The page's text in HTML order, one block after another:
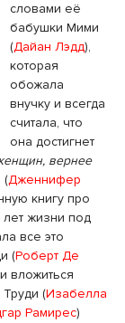
словами её
бабушки Мими
(Дайан Лэдд),
которая
обожала
внучку и всегда
считала, что
она достигнет
вернее
(Дженнифер
книгу про
лет жизни под
все это
(Роберт Де
вложиться
(Изабелла
Рамирес)